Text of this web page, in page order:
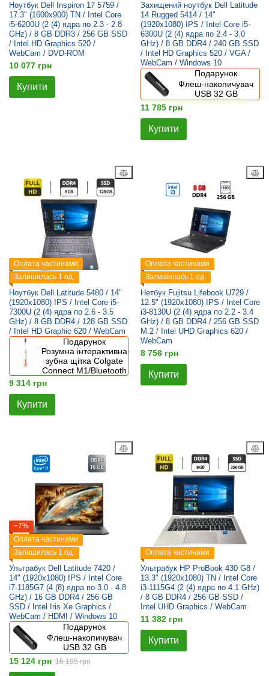
Ноутбук Dell Inspiron 17 5759 /
17.3" (1600x900) TN / Intel Core
i5-6200U (2 (4) ядра по 2.3 - 2.8
GHz) / 8 GB DDR3 / 256 GB SSD
/ Intel HD Graphics 520 /
WebCam / DVD-ROM
10 077 грн
Купити
Захищений ноутбук Dell Latitude
14 Rugged 5414 / 14"
(1920x1080) IPS / Intel Core i5-
6300U (2 (4) ядра по 2.4 - 3.0
GHz) / 8 GB DDR4 / 240 GB SSD
/ Intel HD Graphics 520 / VGA /
WebCam / Windows 10
Подарунок
Флеш-накопичувач
USB 32 GB
11 785 грн
Купити
Оплата частинами
Залишилась 1 од.
Ноутбук Dell Latitude 5480 / 14"
(1920x1080) IPS / Intel Core i5-
7300U (2 (4) ядра по 2.6 - 3.5
GHz) / 8 GB DDR4 / 128 GB SSD
/ Intel HD Graphic 620 / WebCam
Подарунок
Розумна інтерактивна
зубна щітка Colgate
Connect M1/Bluetooth
9 314 грн
Купити
Оплата частинами
Залишилась 1 од.
Нетбук Fujitsu Lifebook U729 /
12.5" (1920x1080) IPS / Intel Core
i3-8130U (2 (4) ядра по 2.2 - 3.4
GHz) / 8 GB DDR4 / 256 GB SSD
M.2 / Intel UHD Graphics 620 /
WebCam
8 756 грн
Купити
−7%
Оплата частинами
Залишилась 1 од.
Ультрабук Dell Latitude 7420 /
14" (1920x1080) IPS / Intel Core
i7-1185G7 (4 (8) ядра по 3.0 - 4.8
GHz) / 16 GB DDR4 / 256 GB
SSD / Intel Iris Xe Graphics /
WebCam / HDMI / Windows 10
Подарунок
Флеш-накопичувач
USB 32 GB
15 124 грн 16 195 грн
Оплата частинами
Ультрабук HP ProBook 430 G8 /
13.3" (1920x1080) TN / Intel Core
i3-1115G4 (2 (4) ядра по 4.1 GHz)
/ 8 GB DDR4 / 256 GB SSD /
Intel UHD Graphics / WebCam
11 382 грн
Купити